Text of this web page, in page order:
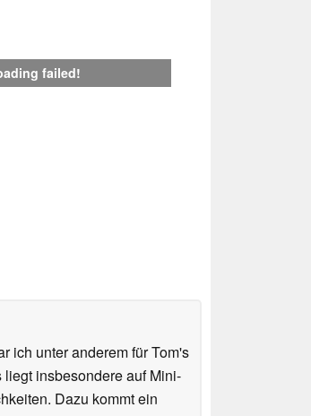
failed!
ich unter anderem für Tom's
insbesondere auf Mini-
Dazu kommt ein